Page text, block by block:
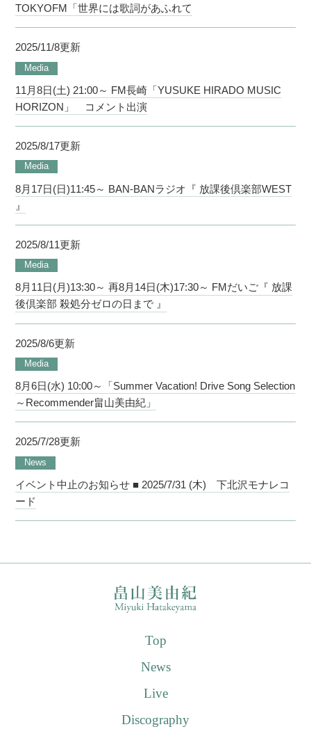
TOKYOFM「世界には歌詞があふれて
2025/11/8更新
Media
11月8日(土) 21:00～ FM長崎「YUSUKE HIRADO MUSIC
HORIZON」 コメント出演
2025/8/17更新
Media
8月17日(日)11:45～ BAN-BANラジオ『 放課後倶楽部WEST
』
2025/8/11更新
Media
8月11日(月)13:30～ 再8月14日(木)17:30～ FMだいご『 放課
後倶楽部 殺処分ゼロの日まで 』
2025/8/6更新
Media
8月6日(水) 10:00～「Summer Vacation! Drive Song Selection
～Recommender畠山美由紀」
2025/7/28更新
News
イベント中止のお知らせ ■ 2025/7/31 (木) 下北沢モナレコ
ード
Top
News
Live
Discography